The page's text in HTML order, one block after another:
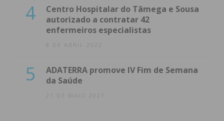
4
Centro Hospitalar do Tâmega e Sousa
autorizado a contratar 42
enfermeiros especialistas
8 DE ABRIL 2022
5
ADATERRA promove IV Fim de Semana
da Saúde
21 DE MAIO 2021